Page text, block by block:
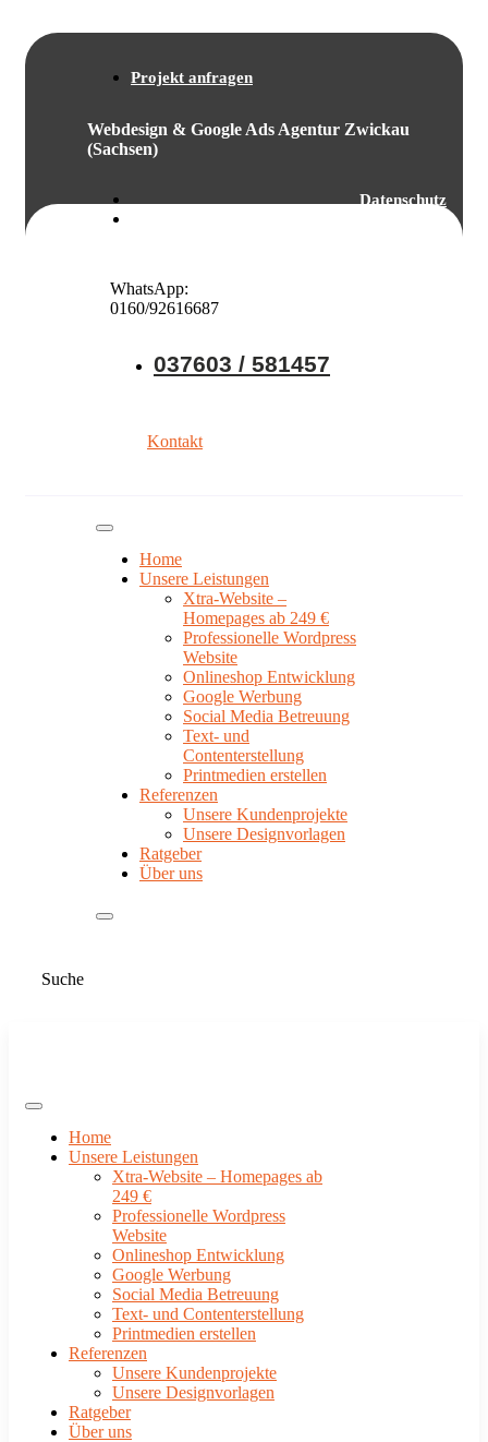
Projekt anfragen
Webdesign & Google Ads Agentur Zwickau
(Sachsen)
Datenschutz
WhatsApp:
0160/92616687
037603 / 581457
Kontakt
Home
Unsere Leistungen
Xtra-Website –
Homepages ab 249 €
Professionelle Wordpress
Website
Onlineshop Entwicklung
Google Werbung
Social Media Betreuung
Text- und
Contenterstellung
Printmedien erstellen
Referenzen
Unsere Kundenprojekte
Unsere Designvorlagen
Ratgeber
Über uns
Suche
Home
Unsere Leistungen
Xtra-Website – Homepages ab
249 €
Professionelle Wordpress
Website
Onlineshop Entwicklung
Google Werbung
Social Media Betreuung
Text- und Contenterstellung
Printmedien erstellen
Referenzen
Unsere Kundenprojekte
Unsere Designvorlagen
Ratgeber
Über uns